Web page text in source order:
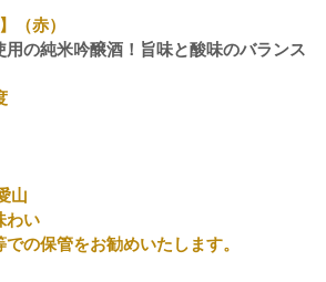
（赤）
の純米吟醸酒！旨味と酸味のバランス
山
わい
の保管をお勧めいたします。